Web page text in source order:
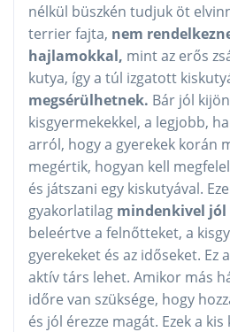
nélkül büszkén tudjuk öt
terrier fajta, nem
hajlamokkal, mint az erős
kutya, így a túl izgatott
megsérülhetnek. Bár jól
kisgyermekekkel, a legjobb,
arról, hogy a gyerekek korán
megértik, hogyan kell
és játszani egy kiskutyával.
gyakorlatilag mindenkivel
beleértve a felnőtteket, a
gyerekeket és az időseket. Ez
aktív társ lehet. Amikor más
időre van szüksége, hogy
és jól érezze magát. Ezek a